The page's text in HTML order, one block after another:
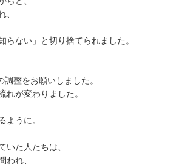
、
らない」と切り捨てられました。
整をお願いしました。
れが変わりました。
ように。
いた人たちは、
われ、